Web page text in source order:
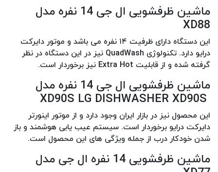
ماشین ظرفشویی ال جی 14 نفره مدل
XD88
این دستگاه دارای ظرفیت ۱۴ نفره می باشد و موتور دایرکت
درایو دارد. تکنولوژی QuadWash نیز در این دستگاه در نظر
گرفته شده و از قابلیت Extra Hot نیز برخوردار است.
ماشین ظرفشویی ال جی 14 نفره مدل
این محصول نیز در بازار ایران وجود دارد و از موتور اینورتر
دایرکت درایو برخوردار است. سیستم عیب یابی هوشمند و باز
شدن خودکار درب از جمله ویژگی های این محصول است.
ماشین ظرفشویی 14 نفره ال جی مدل